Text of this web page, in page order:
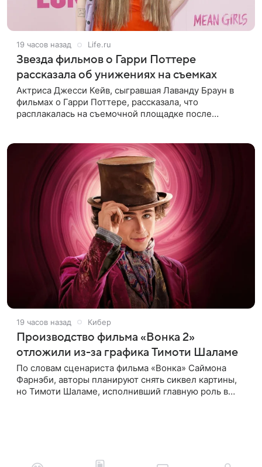
19 часов назад Life.ru
Звезда фильмов о Гарри Поттере
рассказала об унижениях на съемках
Актриса Джесси Кейв, сыгравшая Лаванду Браун в
фильмах о Гарри Поттере, рассказала, что
расплакалась на съемочной площадке после
19 часов назад Кибер
Производство фильма «Вонка 2»
отложили из-за графика Тимоти Шаламе
По словам сценариста фильма «Вонка» Саймона
Фарнэби, авторы планируют снять сиквел картины,
но Тимоти Шаламе, исполнивший главную роль в